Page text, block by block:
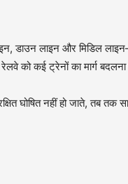
डाउन लाइन और मिडिल
को कई ट्रेनों का मार्ग बदलना
घोषित नहीं हो जाते, तब तक